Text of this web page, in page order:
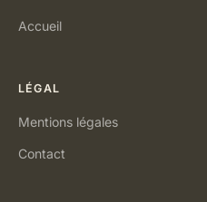
Accueil
LÉGAL
Mentions légales
Contact